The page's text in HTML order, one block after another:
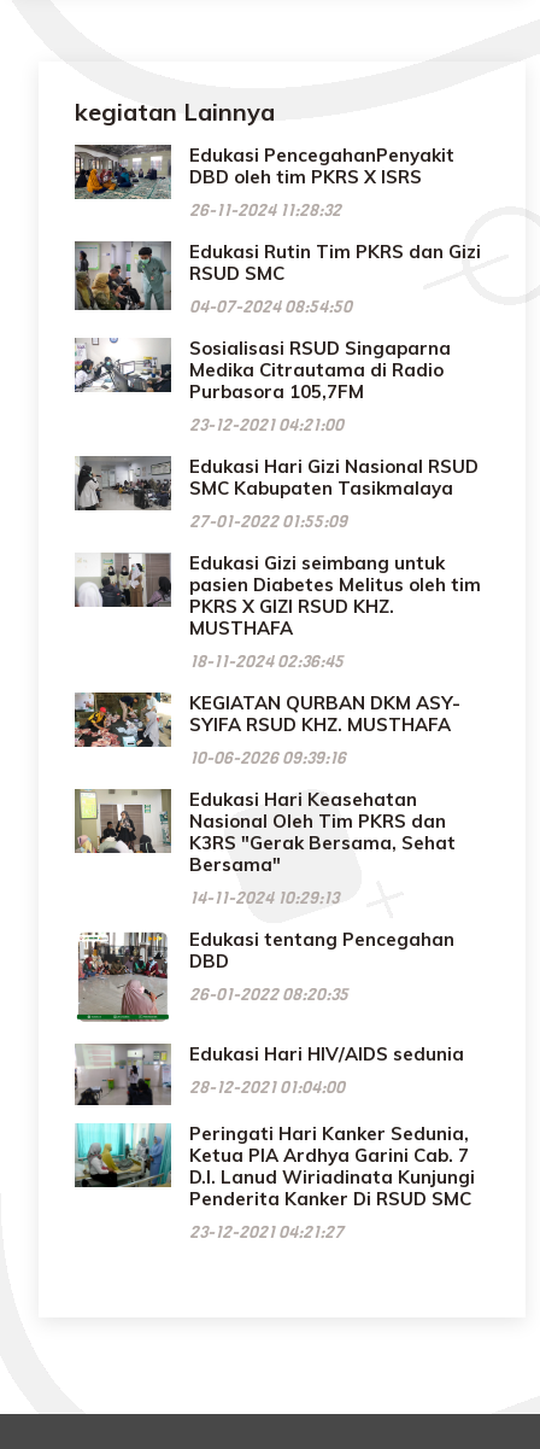
kegiatan Lainnya
Edukasi PencegahanPenyakit
DBD oleh tim PKRS X ISRS
26-11-2024 11:28:32
Edukasi Rutin Tim PKRS dan Gizi
RSUD SMC
04-07-2024 08:54:50
Sosialisasi RSUD Singaparna
Medika Citrautama di Radio
Purbasora 105,7FM
23-12-2021 04:21:00
Edukasi Hari Gizi Nasional RSUD
SMC Kabupaten Tasikmalaya
27-01-2022 01:55:09
Edukasi Gizi seimbang untuk
pasien Diabetes Melitus oleh tim
PKRS X GIZI RSUD KHZ.
MUSTHAFA
18-11-2024 02:36:45
KEGIATAN QURBAN DKM ASY-
SYIFA RSUD KHZ. MUSTHAFA
10-06-2026 09:39:16
Edukasi Hari Keasehatan
Nasional Oleh Tim PKRS dan
K3RS "Gerak Bersama, Sehat
Bersama"
14-11-2024 10:29:13
Edukasi tentang Pencegahan
DBD
26-01-2022 08:20:35
Edukasi Hari HIV/AIDS sedunia
28-12-2021 01:04:00
Peringati Hari Kanker Sedunia,
Ketua PIA Ardhya Garini Cab. 7
D.I. Lanud Wiriadinata Kunjungi
Penderita Kanker Di RSUD SMC
23-12-2021 04:21:27